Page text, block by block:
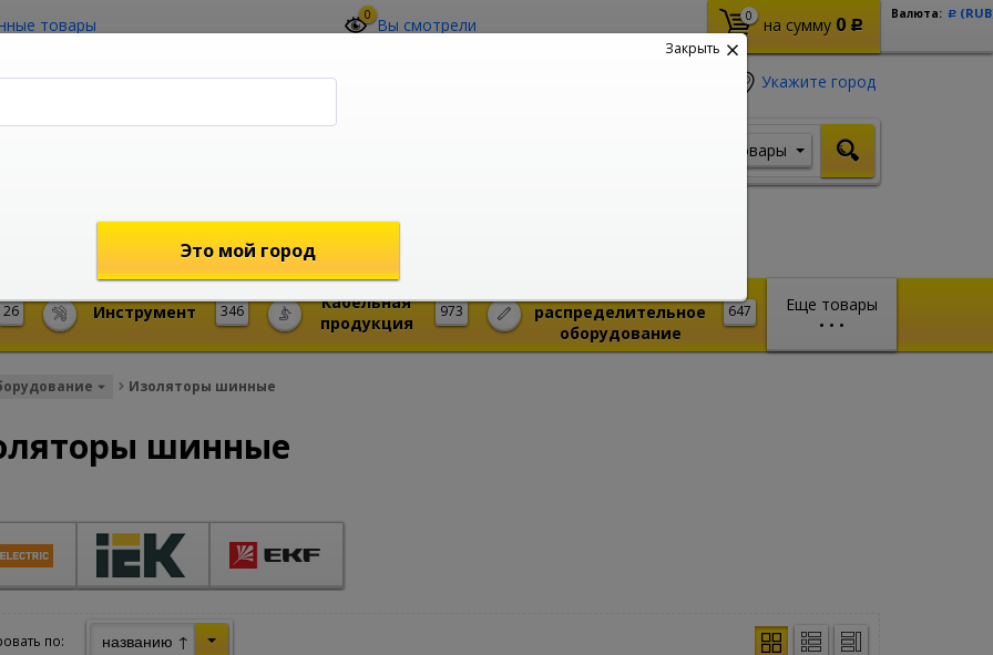
товары 0 Вы смотрели 0 на сумму 0 Р
Валюта: Р
Укажите город
shop@mireks.ru
Товары
Еще товары
• • •
26 346
Инструмент 973
Кабельная
продукция
647
распределительное
оборудование
Изоляторы шинные
шинные
по: названию ↑
Закрыть
Это мой город